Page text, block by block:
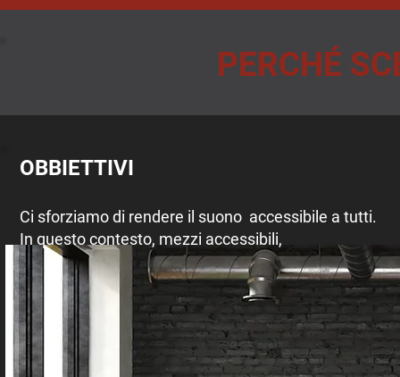
PERCHÉ
OBBIETTIVI
Ci sforziamo di rendere il suono accessibile a tutti.
In questo contesto, mezzi accessibili,​